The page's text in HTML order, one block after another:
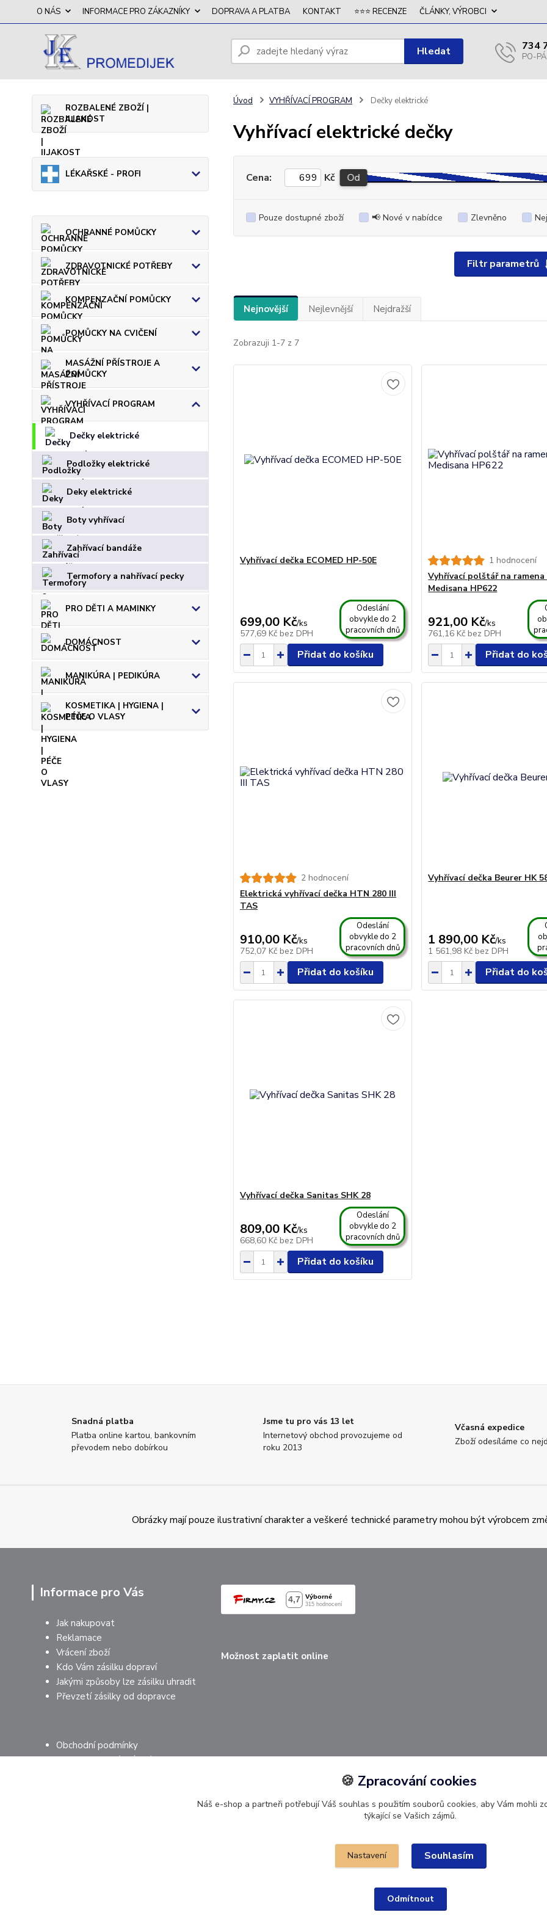
O NÁS INFORMACE PRO ZÁKAZNÍKY DOPRAVA A PLATBA KONTAKT ⭐⭐⭐ RECENZE ČLÁNKY, VÝROBCI
Hledat 734
ROZBALENÉ ZBOŽÍ |
II.JAKOST
LÉKAŘSKÉ - PROFI
OCHRANNÉ POMŮCKY
ZDRAVOTNICKÉ POTŘEBY
KOMPENZAČNÍ POMŮCKY
POMŮCKY NA CVIČENÍ
MASÁŽNÍ PŘÍSTROJE A
POMŮCKY
VYHŘÍVACÍ PROGRAM
Dečky elektrické
Podložky elektrické
Deky elektrické
Boty vyhřívací
Zahřívací bandáže
Termofory a nahřívací pecky
PRO DĚTI A MAMINKY
DOMÁCNOST
MANIKÚRA | PEDIKÚRA
KOSMETIKA | HYGIENA |
PÉČE O VLASY
Úvod VYHŘÍVACÍ PROGRAM Dečky elektrické
Vyhřívací elektrické dečky
Filtr parametrů
Cena: Kč Od
Pouze dostupné zboží 📢 Nové v nabídce Zlevněno
Nejnovější Nejlevnější Nejdražší
Zobrazuji 1-7 z 7
Vyhřívací dečka ECOMED HP-50E
699,00 Kč/ks
577,69 Kč bez DPH
Odeslání
obvykle do 2
pracovních dnů
Přidat do košíku
1 hodnocení
Vyhřívací polštář na ramena
Medisana HP622
921,00 Kč/ks
761,16 Kč bez DPH
Přidat do
2 hodnocení
Elektrická vyhřívací dečka HTN 280 III
TAS
910,00 Kč/ks
752,07 Kč bez DPH
Odeslání
obvykle do 2
pracovních dnů
Přidat do košíku
Vyhřívací dečka Beurer HK
1 890,00 Kč/ks
1 561,98 Kč bez DPH
Přidat do
Vyhřívací dečka Sanitas SHK 28
809,00 Kč/ks
668,60 Kč bez DPH
Odeslání
obvykle do 2
pracovních dnů
Přidat do košíku
Snadná platba
Platba online kartou, bankovním
převodem nebo dobírkou
Jsme tu pro vás 13 let
Internetový obchod provozujeme od
roku 2013
Včasná expedice
Zboží odesíláme co
Obrázky mají pouze ilustrativní charakter a veškeré technické parametry mohou být výrobcem
Informace pro Vás
Jak nakupovat
Reklamace
Vrácení zboží
Kdo Vám zásilku dopraví
Jakými způsoby lze zásilku uhradit
Převzetí zásilky od dopravce
Obchodní podmínky
Ochrana osobních údajů
Možnost zaplatit online
Upravit sběr cookies 🍪.
🍪 Zpracování cookies
Náš e-shop a partneři potřebují Váš souhlas s použitím souborů cookies, aby Vám mohli
týkající se Vašich zájmů.
Nastavení Souhlasím
Odmítnout